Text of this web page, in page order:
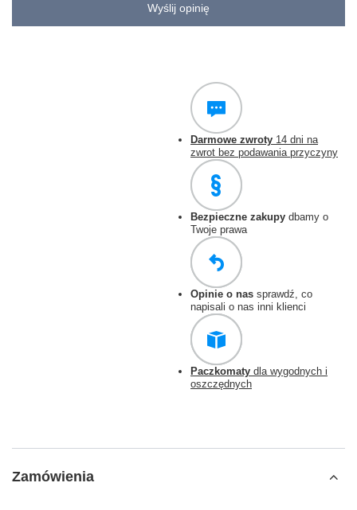
Wyślij opinię
Darmowe zwroty 14 dni na
zwrot bez podawania przyczyny
Bezpieczne zakupy dbamy o
Twoje prawa
Opinie o nas sprawdź, co
napisali o nas inni klienci
Paczkomaty dla wygodnych i
oszczędnych
Zamówienia